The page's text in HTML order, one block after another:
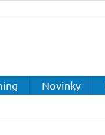
Novinky